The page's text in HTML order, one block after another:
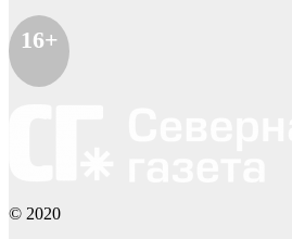
16+
© 2020